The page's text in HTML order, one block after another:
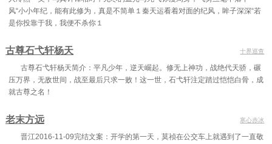
第五十五章 消失的冥烛 第五十六章 终焉 第五十七章 长亭送别
第五十八章 今天是姜安安的生日
第六十一章 薪尽枪 第六十三章 山阙万间都做土
第六十四章 山雨欲来 第六十五章 竖笔、玉衡、飞来 第六十六章 天不渡人人自渡
第七十章 何以铭刻
第七十三章 往前冲！ 第七十四章 叶青雨 第七十五章 拔山！
风“小小年纪，能有此修为，真是不简单１秦天运看着对面的纪风，眸子深深“若
是你投靠于我，我便不杀你１
古尊石弋轩杨天 十界巡查
古尊石弋轩杨天简介：平凡少年，逆天崛起。修无上神功，战绝代天骄，碾
压万界，无敌世间，战至最后只求一败！这一世，石弋轩注定踏过恺恺白骨，成
就古尊之名！
老末方远 寒心赤冰
晋江2016-11-09完结文案：开学的第一天，莫祯在公交车上就遇到了一直敬